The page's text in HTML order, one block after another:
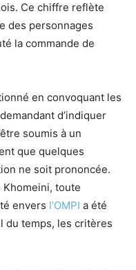
Ce chiffre reflète
des personnages
la commande de
en convoquant les
d’indiquer
soumis à un
que quelques
ne soit prononcée.
toute
envers l’OMPI a été
du temps, les critères